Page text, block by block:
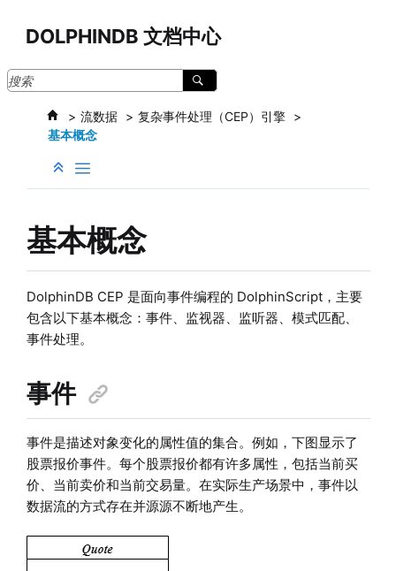
DOLPHINDB 文档中心
流数据
复杂事件处理（CEP）引擎
基本概念
基本概念
DolphinDB CEP 是面向事件编程的 DolphinScript，主要
包含以下基本概念：事件、监视器、监听器、模式匹配、
事件处理。
事件
事件是描述对象变化的属性值的集合。例如，下图显示了
股票报价事件。每个股票报价都有许多属性，包括当前买
价、当前卖价和当前交易量。在实际生产场景中，事件以
数据流的方式存在并源源不断地产生。